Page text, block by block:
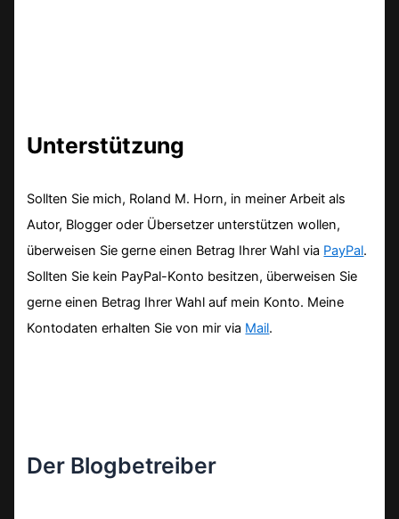
Unterstützung
Sollten Sie mich, Roland M. Horn, in meiner Arbeit als
Autor, Blogger oder Übersetzer unterstützen wollen,
überweisen Sie gerne einen Betrag Ihrer Wahl via PayPal.
Sollten Sie kein PayPal-Konto besitzen, überweisen Sie
gerne einen Betrag Ihrer Wahl auf mein Konto. Meine
Kontodaten erhalten Sie von mir via Mail.
Der Blogbetreiber